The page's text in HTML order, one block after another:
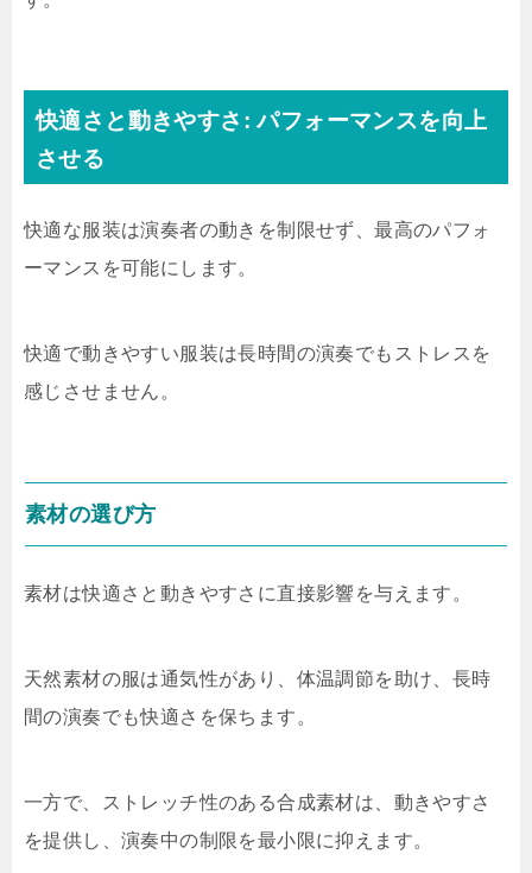
快適さと動きやすさ: パフォーマンスを向上
させる
快適な服装は演奏者の動きを制限せず、最高のパフォ
ーマンスを可能にします。
快適で動きやすい服装は長時間の演奏でもストレスを
感じさせません。
素材の選び方
素材は快適さと動きやすさに直接影響を与えます。
天然素材の服は通気性があり、体温調節を助け、長時
間の演奏でも快適さを保ちます。
一方で、ストレッチ性のある合成素材は、動きやすさ
を提供し、演奏中の制限を最小限に抑えます。